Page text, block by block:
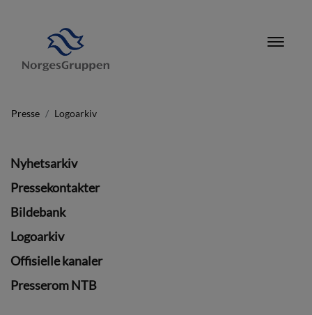
Presse Logoarkiv
Nyhetsarkiv
Pressekontakter
Bildebank
Logoarkiv
Offisielle kanaler
Presserom NTB